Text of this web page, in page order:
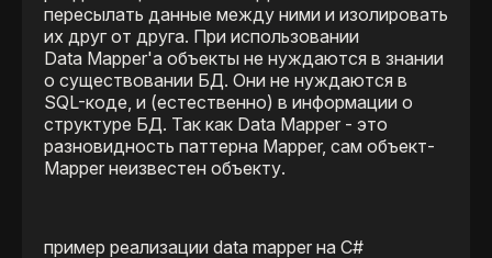
пересылать данные между ними и изолировать
их друг от друга. При использовании
Data Mapper'а объекты не нуждаются в знании
о существовании БД. Они не нуждаются в
SQL-коде, и (естественно) в информации о
структуре БД. Так как Data Mapper - это
разновидность паттерна Mapper, сам объект-
Mapper неизвестен объекту.
пример реализации data mapper на C#